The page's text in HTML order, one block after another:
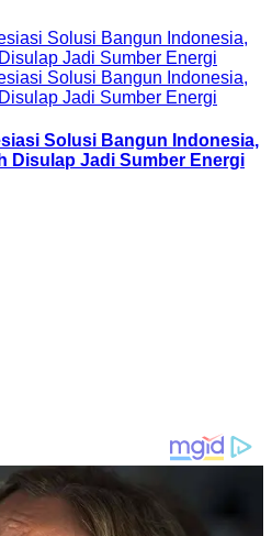
Solusi Bangun Indonesia,
Disulap Jadi Sumber Energi